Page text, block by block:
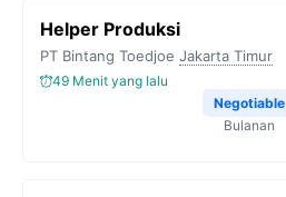
Helper Produksi
PT Bintang Toedjoe Jakarta Timur
49 Menit yang lalu
Negotiable
Bulanan